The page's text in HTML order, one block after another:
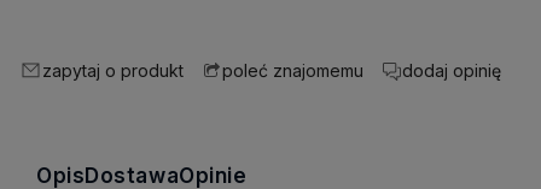
zapytaj o produkt poleć znajomemu dodaj opinię
OpisDostawaOpinie